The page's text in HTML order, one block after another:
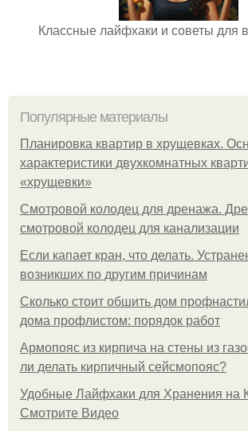
Классные лайфхаки и советы для
Популярные материалы
Планировка квартир в хрущевках.
характеристики двухкомнатных
«хрущевки»
Смотровой колодец для дренажа.
смотровой колодец для канализации
Если капает кран, что делать.
возникших по другим причинам
Сколько стоит обшить дом
дома профлистом: порядок работ
Армопояс из кирпича на стены из
ли делать кирпичный сейсмопояс?
Удобные Лайфхаки для Хранения на
Смотрите Видео